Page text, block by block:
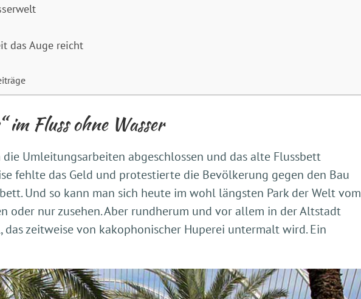
das Auge reicht
im Fluss ohne Wasser
Umleitungsarbeiten abgeschlossen und das alte Flussbett
fehlte das Geld und protestierte die Bevölkerung gegen den Bau
Und so kann man sich heute im wohl längsten Park der Welt vom
oder nur zusehen. Aber rundherum und vor allem in der Altstadt
das zeitweise von kakophonischer Huperei untermalt wird. Ein